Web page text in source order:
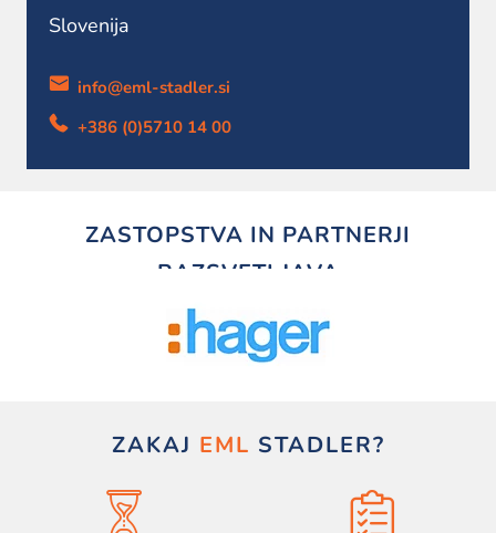
Slovenija
info@eml-stadler.si
+386 (0)5710 14 00
ZASTOPSTVA IN PARTNERJI
RAZSVETLJAVA
ZAKAJ EML STADLER?